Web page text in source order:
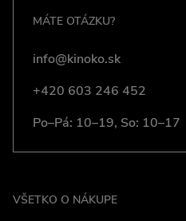
MÁTE OTÁZKU?
info@kinoko.sk
+420 603 246 452
Po–Pá: 10–19, So: 10–17
VŠETKO O NÁKUPE